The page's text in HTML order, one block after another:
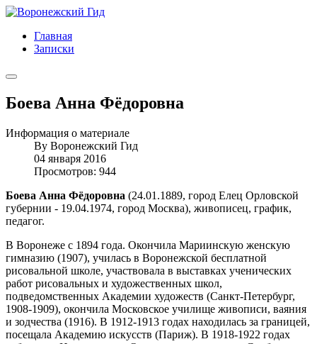
Главная
Записки
Боева Анна Фёдоровна
Информация о материале
By Воронежский Гид
04 января 2016
Просмотров: 944
Боева Анна Фёдоровна (24.01.1889, город Елец Орловской
губернии - 19.04.1974, город Москва), живописец, график,
педагог.
В Воронеже с 1894 года. Окончила Мариинскую женскую
гимназию (1907), училась в Воронежской бесплатной
рисовальной школе, участвовала в выставках ученических
работ рисовальных и художественных школ,
подведомственных Академии художеств (Санкт-Петербург,
1908-1909), окончила Московское училище живописи, ваяния
и зодчества (1916). В 1912-1913 годах находилась за границей,
посещала Академию искусств (Париж). В 1918-1922 годах